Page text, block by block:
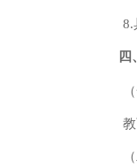
8.
四